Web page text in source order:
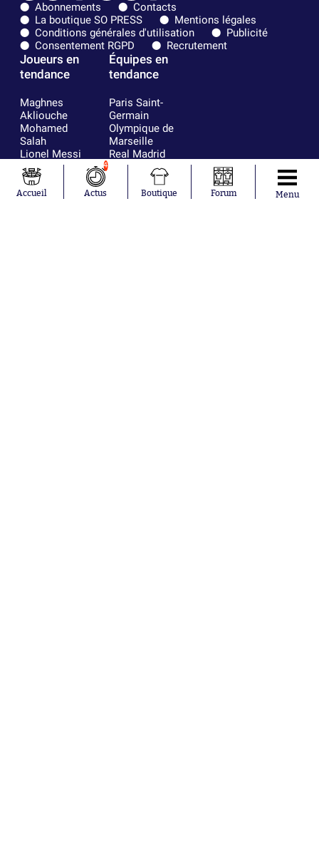
Abonnements
Contacts
La boutique SO PRESS
Mentions légales
Conditions générales d'utilisation
Publicité
Consentement RGPD
Recrutement
Joueurs en
tendance
Maghnes
Akliouche
Mohamed
Salah
Lionel Messi
Ferrán Torres
Kilian Corredor
Franco
Équipes en
tendance
Paris Saint-
Germain
Olympique de
Marseille
Real Madrid
FIFA
Olympique
lyonnais
Accueil
4
Actus Boutique Forum Menu